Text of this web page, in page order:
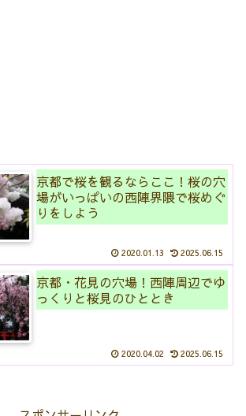
京都で桜を観るならここ！桜の穴
場がいっぱいの西陣界隈で桜めぐ
りをしよう
2020.01.13 2025.06.15
京都・花見の穴場！西陣周辺でゆ
っくりと桜見のひととき
2020.04.02 2025.06.15